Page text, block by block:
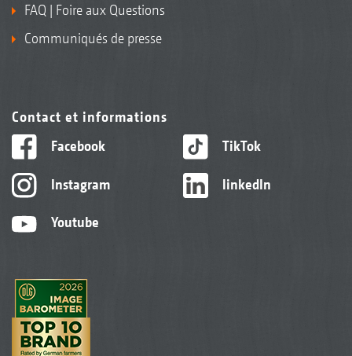
FAQ | Foire aux Questions
Communiqués de presse
Contact et informations
Facebook
Instagram
Youtube
TikTok
linkedIn